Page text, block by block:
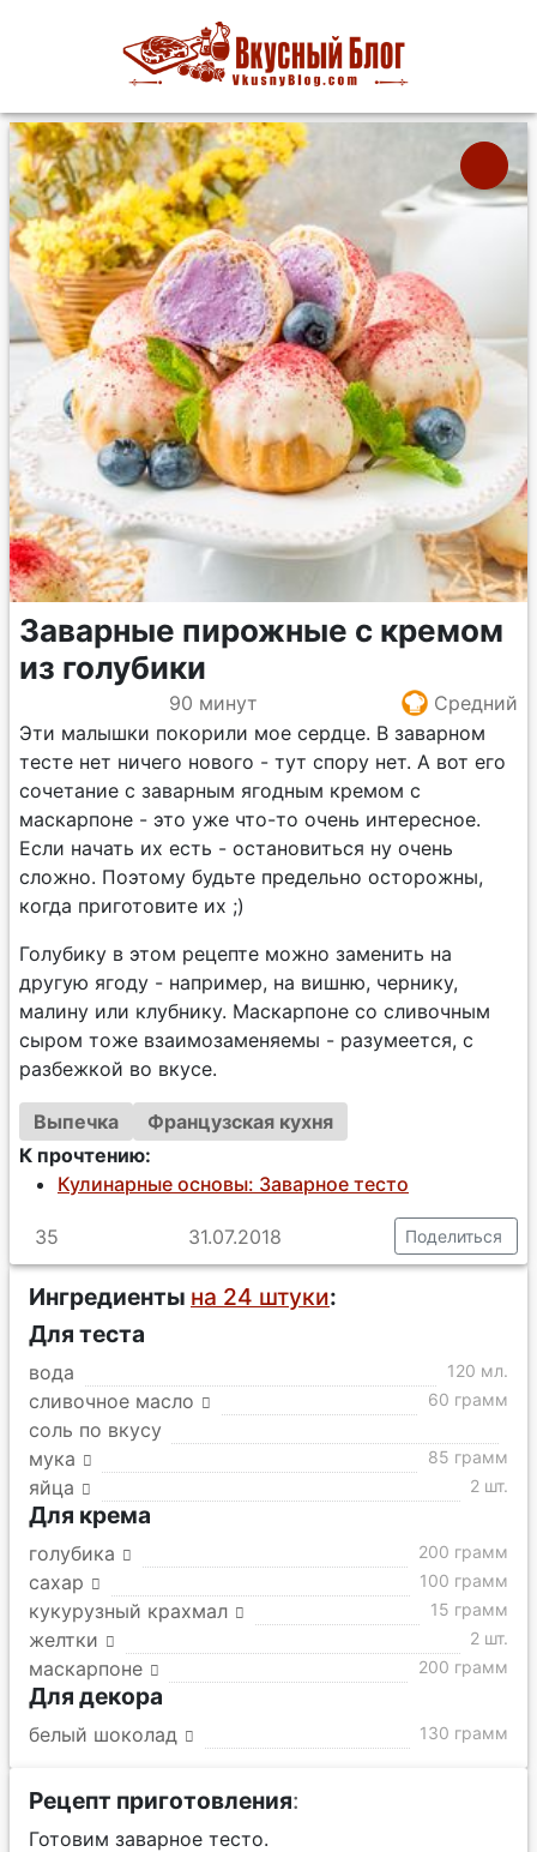
Заварные пирожные с кремом
из голубики
90 минут
Средний
Эти малышки покорили мое сердце. В заварном
тесте нет ничего нового - тут спору нет. А вот его
сочетание с заварным ягодным кремом с
маскарпоне - это уже что-то очень интересное.
Если начать их есть - остановиться ну очень
сложно. Поэтому будьте предельно осторожны,
когда приготовите их ;)
Голубику в этом рецепте можно заменить на
другую ягоду - например, на вишню, чернику,
малину или клубнику. Маскарпоне со сливочным
сыром тоже взаимозаменяемы - разумеется, с
разбежкой во вкусе.
Выпечка
Французская кухня
К прочтению:
Кулинарные основы: Заварное тесто
35 31.07.2018 Поделиться
Ингредиенты на 24 штуки:
Для теста
вода 120 мл.
сливочное масло 60 грамм
соль по вкусу
мука
85 грамм
яйца 2 шт.
Для крема
голубика 200 грамм
сахар 100 грамм
кукурузный крахмал 15 грамм
желтки 2 шт.
маскарпоне 200 грамм
Для декора
белый шоколад 130 грамм
Рецепт приготовления:
Готовим заварное тесто.